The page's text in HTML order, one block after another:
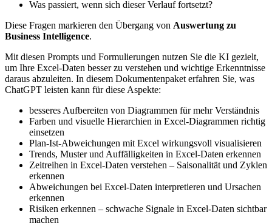
Was passiert, wenn sich dieser Verlauf fortsetzt?
Diese Fragen markieren den Übergang von Auswertung zu
Business Intelligence.
Mit diesen Prompts und Formulierungen nutzen Sie die KI gezielt,
um Ihre Excel-Daten besser zu verstehen und wichtige Erkenntnisse
daraus abzuleiten. In diesem Dokumentenpaket erfahren Sie, was
ChatGPT leisten kann für diese Aspekte:
besseres Aufbereiten von Diagrammen für mehr Verständnis
Farben und visuelle Hierarchien in Excel-Diagrammen richtig
einsetzen
Plan-Ist-Abweichungen mit Excel wirkungsvoll visualisieren
Trends, Muster und Auffälligkeiten in Excel-Daten erkennen
Zeitreihen in Excel-Daten verstehen – Saisonalität und Zyklen
erkennen
Abweichungen bei Excel-Daten interpretieren und Ursachen
erkennen
Risiken erkennen – schwache Signale in Excel-Daten sichtbar
machen